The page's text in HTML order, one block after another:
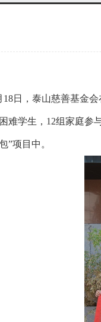
18日，泰山慈善基金
难学生，12组家庭参
”项目中。